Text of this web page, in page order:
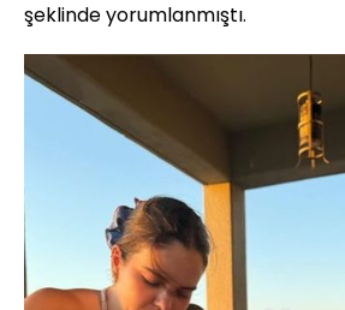
şeklinde yorumlanmıştı.